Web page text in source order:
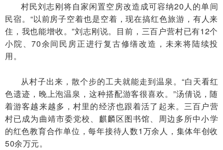
村民刘志刚将自家闲置空房改造成可容纳20人的单间
民宿。“以前房子空着也是空着，现在搞红色旅游，有人来
住，我也能增收。”刘志刚说。目前，三百户营村已有12个
小院、70余间民房正进行复古修缮改造，未来将陆续投
用。
从村子出来，散个步的工夫就能走到温泉。“白天看红
色遗迹，晚上泡温泉，这种搭配游客很喜欢。”汤倩说，随
着游客越来越多，村里的经济也跟着活了起来。三百户营
村已成为曲靖市委党校、麒麟区图书馆、周边多所中小学
的红色教育合作单位，每年接待人数1万余人，集体年创收
50余万元。